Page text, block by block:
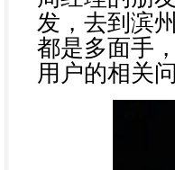
发，去到滨
都是多面手
用户的相关